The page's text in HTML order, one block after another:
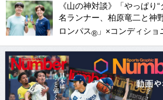
《山の神対談》「やっぱり
名ランナー、柏原竜二と神
ロンパス® 」×コンディショ